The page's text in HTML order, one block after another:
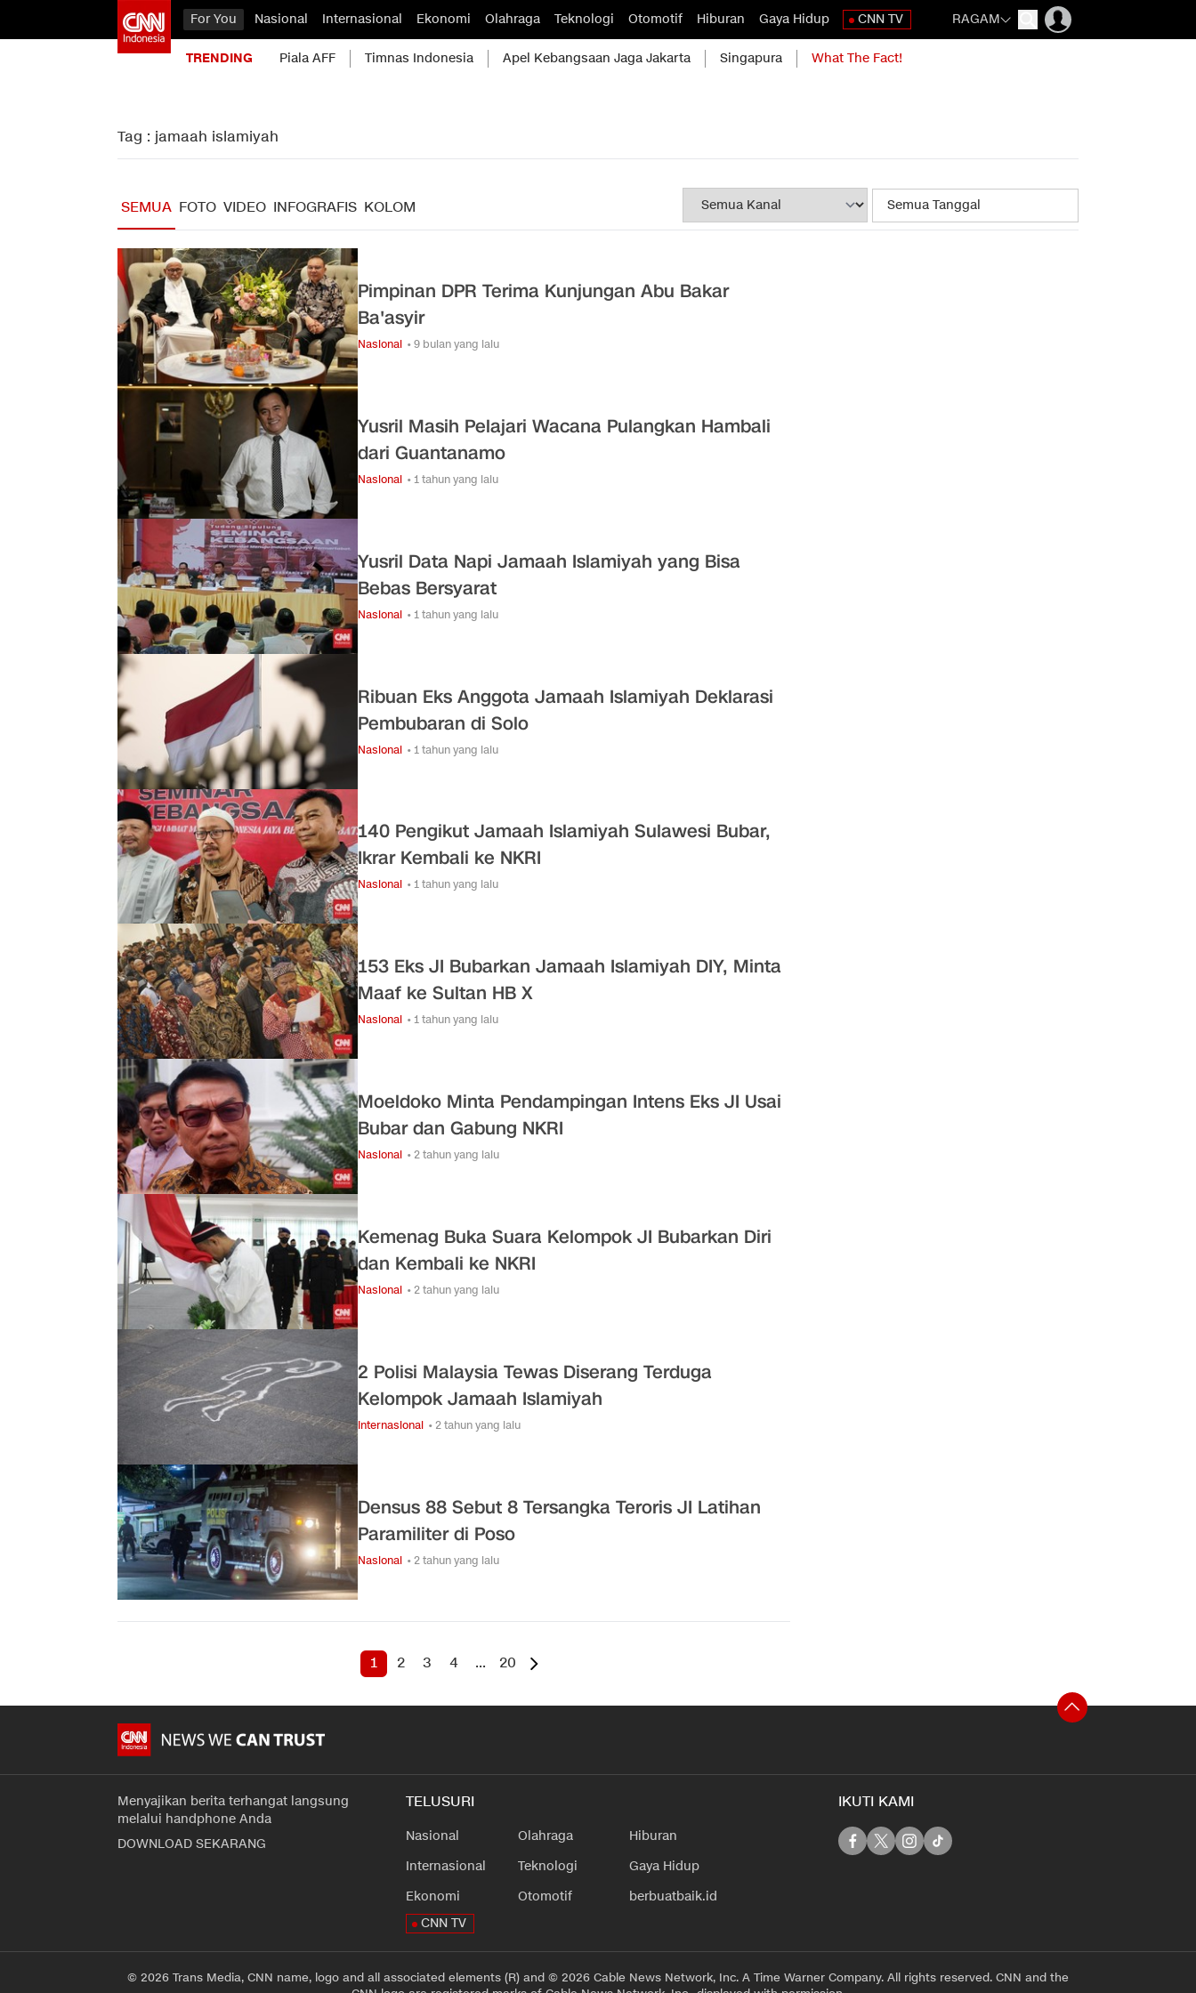
For You Nasional Internasional Ekonomi Olahraga Teknologi Otomotif Hiburan Gaya Hidup CNN TV RAGAM
TRENDING Piala AFF Timnas Indonesia Apel Kebangsaan Jaga Jakarta Singapura What The Fact!
Tag : jamaah islamiyah
SEMUA FOTO VIDEO INFOGRAFIS KOLOM
Pimpinan DPR Terima Kunjungan Abu Bakar
Ba'asyir
Nasional • 9 bulan yang lalu
Yusril Masih Pelajari Wacana Pulangkan Hambali
dari Guantanamo
Nasional • 1 tahun yang lalu
Yusril Data Napi Jamaah Islamiyah yang Bisa
Bebas Bersyarat
Nasional • 1 tahun yang lalu
Ribuan Eks Anggota Jamaah Islamiyah Deklarasi
Pembubaran di Solo
Nasional • 1 tahun yang lalu
140 Pengikut Jamaah Islamiyah Sulawesi Bubar,
Ikrar Kembali ke NKRI
Nasional • 1 tahun yang lalu
153 Eks JI Bubarkan Jamaah Islamiyah DIY, Minta
Maaf ke Sultan HB X
Nasional • 1 tahun yang lalu
Moeldoko Minta Pendampingan Intens Eks JI Usai
Bubar dan Gabung NKRI
Nasional • 2 tahun yang lalu
Kemenag Buka Suara Kelompok JI Bubarkan Diri
dan Kembali ke NKRI
Nasional • 2 tahun yang lalu
2 Polisi Malaysia Tewas Diserang Terduga
Kelompok Jamaah Islamiyah
Internasional • 2 tahun yang lalu
Densus 88 Sebut 8 Tersangka Teroris JI Latihan
Paramiliter di Poso
Nasional • 2 tahun yang lalu
1 2 3 4 ... 20
Menyajikan berita terhangat langsung
melalui handphone Anda
DOWNLOAD SEKARANG
TELUSURI
Nasional
Internasional
Ekonomi
Olahraga
Teknologi
Otomotif
Hiburan
Gaya Hidup
berbuatbaik.id
CNN TV
IKUTI KAMI
© 2026 Trans Media, CNN name, logo and all associated elements (R) and © 2026 Cable News Network, Inc. A Time Warner Company. All rights reserved. CNN and the